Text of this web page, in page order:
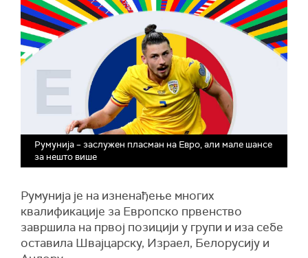
Румунија – заслужен пласман на Евро, али мале шансе
за нешто више
Румунија је на изненађење многих
квалификације за Европско првенство
завршила на првој позицији у групи и иза себе
оставила Швајцарску, Израел, Белорусију и